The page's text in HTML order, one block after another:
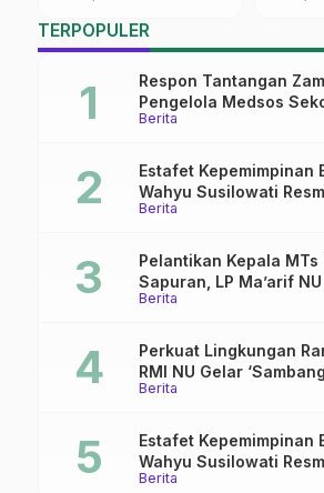
Pati
TERPOPULER
Berita
Respon Tantangan
Pengelola Medsos
Pekalongan Ikuti
Berita
Estafet Kepemimpinan
Wahyu Susilowati
Ma’arif Sapuran
Berita
Pelantikan Kepala MTs
Sapuran, LP Ma’arif
Tekankan Lima Amanah
Berita
Perkuat Lingkungan
RMI NU Gelar
Pati
Berita
Estafet Kepemimpinan
Wahyu Susilowati
Ma’arif Sapuran